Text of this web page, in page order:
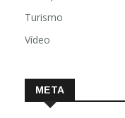
Turismo
Vídeo
META